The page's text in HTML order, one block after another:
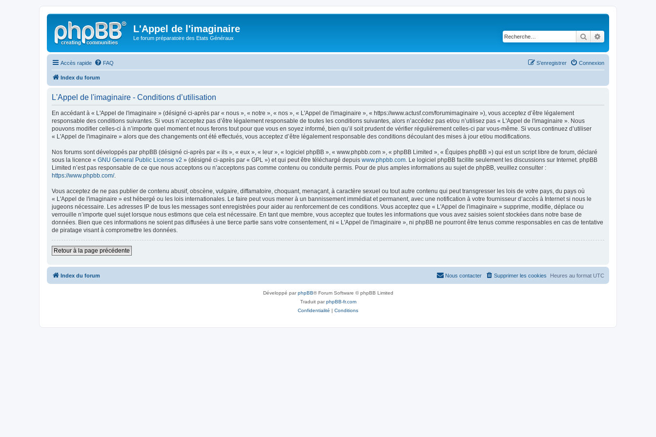
L'Appel de l'imaginaire
Le forum préparatoire des Etats Généraux Rechercher
Accès rapide FAQ Connexion
S’enregistrer
Index du forum
L'Appel de l'imaginaire - Conditions d’utilisation
En accédant à « L'Appel de l'imaginaire » (désigné ci-après par « nous », « notre », « nos », « L'Appel de l'imaginaire », « https://www.actusf.com/forumimaginaire »), vous acceptez d’être légalement
responsable des conditions suivantes. Si vous n’acceptez pas d’être légalement responsable de toutes les conditions suivantes, alors n’accédez pas et/ou n’utilisez pas « L'Appel de l'imaginaire ». Nous
pouvons modifier celles-ci à n’importe quel moment et nous ferons tout pour que vous en soyez informé, bien qu’il soit prudent de vérifier régulièrement celles-ci par vous-même. Si vous continuez d’utiliser
« L'Appel de l'imaginaire » alors que des changements ont été effectués, vous acceptez d’être légalement responsable des conditions découlant des mises à jour et/ou modifications.
Nos forums sont développés par phpBB (désigné ci-après par « ils », « eux », « leur », « logiciel phpBB », « www.phpbb.com », « phpBB Limited », « Équipes phpBB ») qui est un script libre de forum, déclaré
sous la licence « GNU General Public License v2 » (désigné ci-après par « GPL ») et qui peut être téléchargé depuis www.phpbb.com . Le logiciel phpBB facilite seulement les discussions sur Internet. phpBB
Limited n’est pas responsable de ce que nous acceptons ou n’acceptons pas comme contenu ou conduite permis. Pour de plus amples informations au sujet de phpBB, veuillez consulter :
https://www.phpbb.com/.
Vous acceptez de ne pas publier de contenu abusif, obscène, vulgaire, diffamatoire, choquant, menaçant, à caractère sexuel ou tout autre contenu qui peut transgresser les lois de votre pays, du pays où
« L'Appel de l'imaginaire » est hébergé ou les lois internationales. Le faire peut vous mener à un bannissement immédiat et permanent, avec une notification à votre fournisseur d’accès à Internet si nous le
jugeons nécessaire. Les adresses IP de tous les messages sont enregistrées pour aider au renforcement de ces conditions. Vous acceptez que « L'Appel de l'imaginaire » supprime, modifie, déplace ou
verrouille n’importe quel sujet lorsque nous estimons que cela est nécessaire. En tant que membre, vous acceptez que toutes les informations que vous avez saisies soient stockées dans notre base de
données. Bien que ces informations ne soient pas diffusées à une tierce partie sans votre consentement, ni « L'Appel de l'imaginaire », ni phpBB ne pourront être tenus comme responsables en cas de tentative
de piratage visant à compromettre les données.
Retour à la page précédente
Index du forum Heures au format UTC
Supprimer les cookies
Nous contacter
Développé parphpBB® Forum Software © phpBB Limited
Traduit parphpBB-fr.com
Confidentialité | Conditions